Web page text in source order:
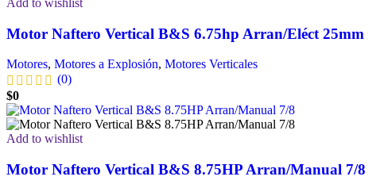
Motor Naftero Vertical B&S 6.75hp Arran/Eléct 25mm
Motores, Motores a Explosión, Motores Verticales
(0)
$0
Add to wishlist
Motor Naftero Vertical B&S 8.75HP Arran/Manual 7/8